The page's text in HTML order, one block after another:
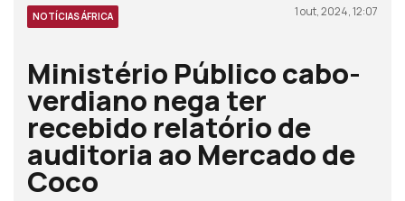
NOTÍCIAS ÁFRICA 1 out, 2024, 12:07
Ministério Público cabo-
verdiano nega ter
recebido relatório de
auditoria ao Mercado de
Coco